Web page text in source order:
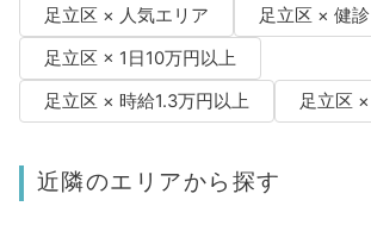
足立区 × 人気エリア
足立区 × 健診
足立区 × 1日10万円以上
足立区 × 時給1.3万円以上
足立区
近隣のエリアから探す